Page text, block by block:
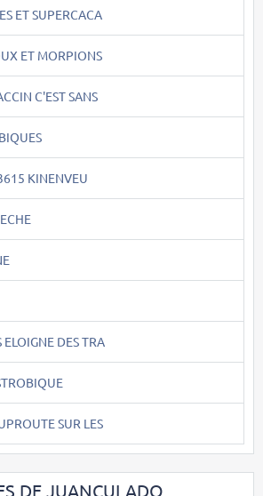
ET SUPERCACA
ET MORPIONS
C'EST SANS
KINENVEU
DES TRA
SUR LES
DE JUANCULADO